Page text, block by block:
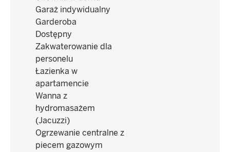
Garaż indywidualny
Garderoba
Dostępny
Zakwaterowanie dla
personelu
Łazienka w
apartamencie
Wanna z
hydromasażem
(Jacuzzi)
Ogrzewanie centralne z
piecem gazowym